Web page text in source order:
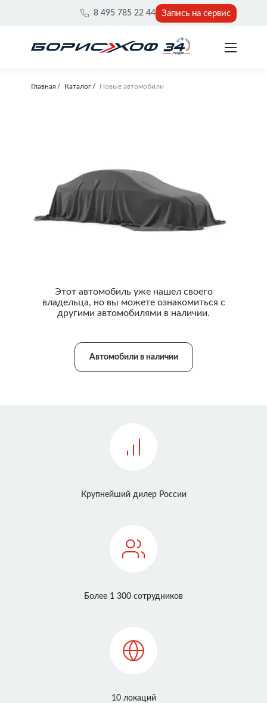
8 495 785 22 44 Запись на сервис
Главная Каталог Новые автомобили
Этот автомобиль уже нашел своего
владельца, но вы можете ознакомиться с
другими автомобилями в наличии.
Автомобили в наличии
Крупнейший дилер России
Более 1 300 сотрудников
10 локаций